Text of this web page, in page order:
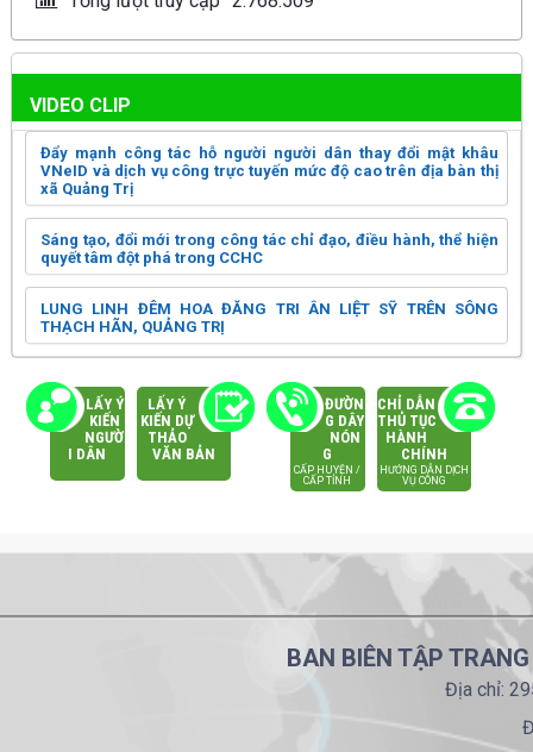
VIDEO CLIP
Đẩy mạnh công tác hỗ người người dân thay đổi mật khâu
VNeID và dịch vụ công trực tuyến mức độ cao trên địa bàn thị
xã Quảng Trị
Sáng tạo, đổi mới trong công tác chỉ đạo, điều hành, thể hiện
quyết tâm đột phá trong CCHC
LUNG LINH ĐÊM HOA ĐĂNG TRI ÂN LIỆT SỸ TRÊN SÔNG
THẠCH HÃN, QUẢNG TRỊ
LẤY Ý
KIẾN
NGƯỜ
I DÂN
LẤY Ý
KIẾN DỰ
THẢO
VĂN BẢN
ĐƯỜN
G DÂY
NÓN
G
CẤP HUYỆN /
CẤP TỈNH
CHỈ DẪN
THỦ TỤC
HÀNH
CHÍNH
HƯỚNG DẪN DỊCH
VỤ CÔNG
BAN BIÊN TẬP
Địa chỉ: